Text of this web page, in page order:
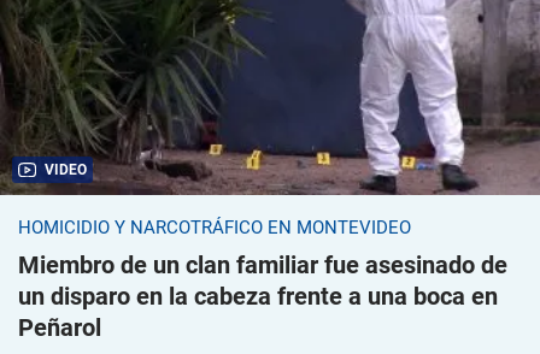
VIDEO
HOMICIDIO Y NARCOTRÁFICO EN MONTEVIDEO
Miembro de un clan familiar fue asesinado de
un disparo en la cabeza frente a una boca en
Peñarol